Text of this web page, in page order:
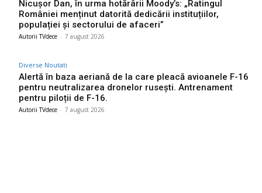
Nicușor Dan, în urma hotărârii Moody’s: „Ratingul
României menținut datorită dedicării instituțiilor,
populației și sectorului de afaceri”
Autorii TVdece - 7 august 2026
Diverse Noutati
Alertă în baza aeriană de la care pleacă avioanele F-16
pentru neutralizarea dronelor rusești. Antrenament
pentru piloții de F-16.
Autorii TVdece - 7 august 2026